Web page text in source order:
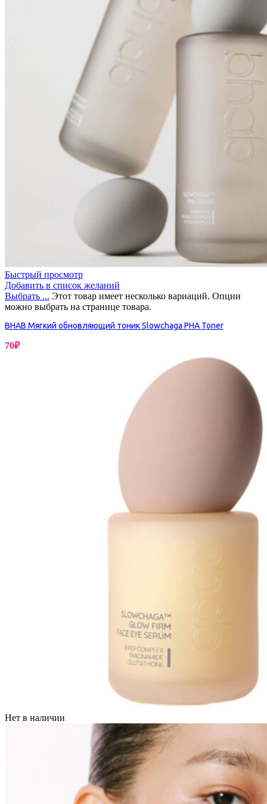
Быстрый просмотр
Добавить в список желаний
Выбрать ... Этот товар имеет несколько вариаций. Опции
можно выбрать на странице товара.
BHAB Мягкий обновляющий тоник Slowchaga PHA Toner
70₽
Нет в наличии